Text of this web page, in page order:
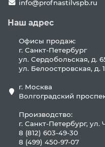
info@profnastilvspb.ru
Наш адрес
Офисы продаж:
г. Санкт-Петербург
ул. Сердобольская, д.
ул. Белоостровская, д.
г. Москва
Волгоградский
Производство:
г. Санкт-Петербург, ул.
8 (812) 603-49-30
8 (499) 450-97-07